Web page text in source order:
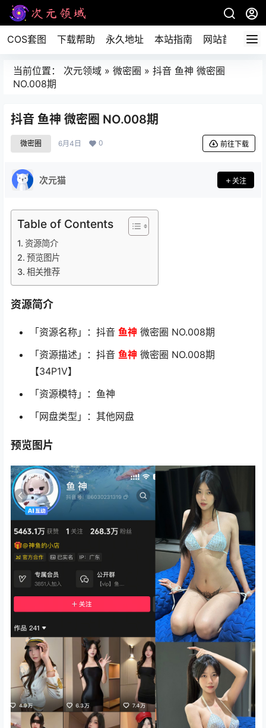
COS套图 下载帮助 永久地址 本站指南 网站首页
当前位置： 次元领域 » 微密圈 » 抖音 鱼神 微密圈
NO.008期
抖音 鱼神 微密圈 NO.008期
微密圈 6月4日 0 前往下载
次元猫 关注
Table of Contents
资源简介
预览图片
相关推荐
资源简介
「资源名称」：抖音 鱼神 微密圈 NO.008期
「资源描述」：抖音 鱼神 微密圈 NO.008期
【34P1V】
「资源模特」：鱼神
「网盘类型」：其他网盘
预览图片